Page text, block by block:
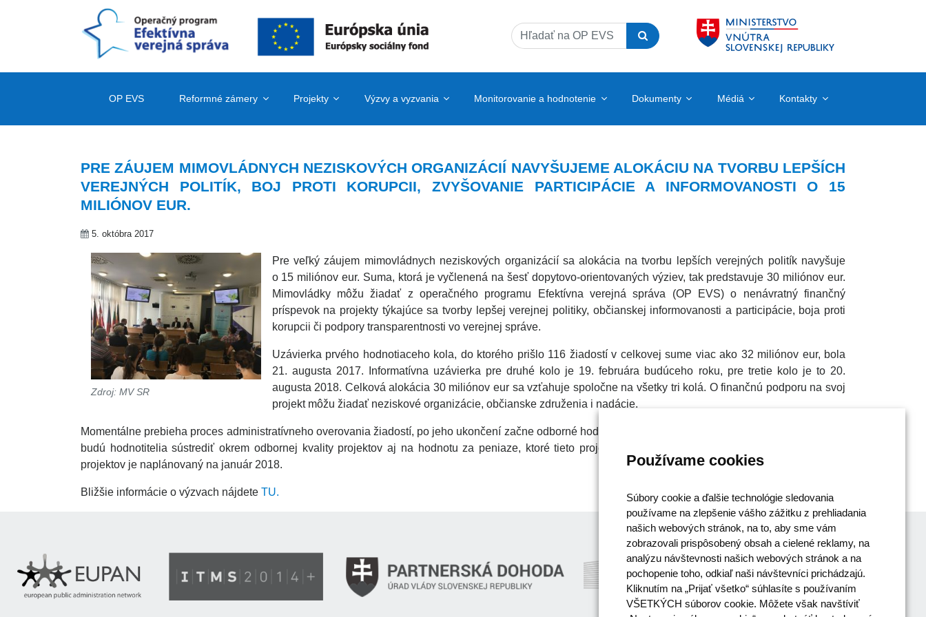
Search
OP EVS Reformné zámery Projekty Výzvy a vyzvania Monitorovanie a hodnotenie Dokumenty Médiá Kontakty
PRE ZÁUJEM MIMOVLÁDNYCH NEZISKOVÝCH ORGANIZÁCIÍ NAVYŠUJEME ALOKÁCIU NA TVORBU LEPŠÍCH
VEREJNÝCH POLITÍK, BOJ PROTI KORUPCII, ZVYŠOVANIE PARTICIPÁCIE A INFORMOVANOSTI O 15
MILIÓNOV EUR.
5. októbra 2017
Zdroj: MV SR
Pre veľký záujem mimovládnych neziskových organizácií sa alokácia na tvorbu lepších verejných politík navyšuje
o 15 miliónov eur. Suma, ktorá je vyčlenená na šesť dopytovo-orientovaných výziev, tak predstavuje 30 miliónov eur.
Mimovládky môžu žiadať z operačného programu Efektívna verejná správa (OP EVS) o nenávratný finančný
príspevok na projekty týkajúce sa tvorby lepšej verejnej politiky, občianskej informovanosti a participácie, boja proti
korupcii či podpory transparentnosti vo verejnej správe.
Uzávierka prvého hodnotiaceho kola, do ktorého prišlo 116 žiadostí v celkovej sume viac ako 32 miliónov eur, bola
21. augusta 2017. Informatívna uzávierka pre druhé kolo je 19. februára budúceho roku, pre tretie kolo je to 20.
augusta 2018. Celková alokácia 30 miliónov eur sa vzťahuje spoločne na všetky tri kolá. O finančnú podporu na svoj
projekt môžu žiadať neziskové organizácie, občianske združenia i nadácie.
Momentálne prebieha proces administratívneho overovania žiadostí, po jeho ukončení začne odborné hodnotenie projektov. V rámci hodnotenia projektov sa
budú hodnotitelia sústrediť okrem odbornej kvality projektov aj na hodnotu za peniaze, ktoré tieto projekty vytvoria. Predpokladaný začiatok úspešných
projektov je naplánovaný na január 2018.
Bližšie informácie o výzvach nájdete TU.
Používame cookies
Súbory cookie a ďalšie technológie sledovania
používame na zlepšenie vášho zážitku z prehliadania
našich webových stránok, na to, aby sme vám
zobrazovali prispôsobený obsah a cielené reklamy, na
analýzu návštevnosti našich webových stránok a na
pochopenie toho, odkiaľ naši návštevníci prichádzajú.
Kliknutím na „Prijať všetko“ súhlasíte s používaním
VŠETKÝCH súborov cookie. Môžete však navštíviť